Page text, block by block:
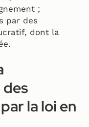
;
par des
dont la
la loi en